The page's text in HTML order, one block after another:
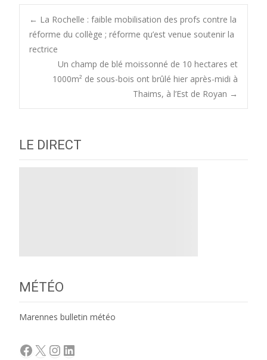
Post
navigation
← La Rochelle : faible mobilisation des profs contre la
réforme du collège ; réforme qu’est venue soutenir la
rectrice
Un champ de blé moissonné de 10 hectares et
1000m² de sous-bois ont brûlé hier après-midi à
Thaims, à l’Est de Royan →
LE DIRECT
MÉTÉO
Marennes bulletin météo
Facebook
X Instagram
LinkedIn